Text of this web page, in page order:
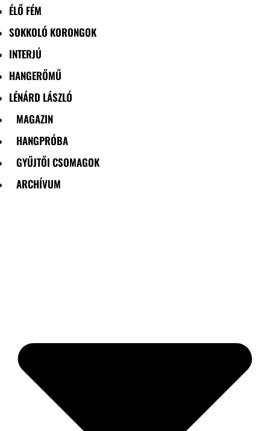
ÉLŐ FÉM
SOKKOLÓ KORONGOK
INTERJÚ
HANGERŐMŰ
LÉNÁRD LÁSZLÓ
MAGAZIN
HANGPRÓBA
GYŰJTŐI CSOMAGOK
ARCHÍVUM